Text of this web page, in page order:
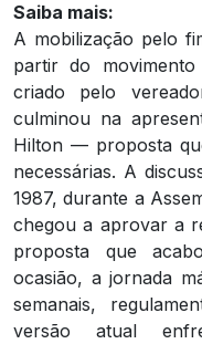
Saiba mais:
A mobilização pelo
partir do
criado pelo
culminou na
Hilton — proposta
necessárias. A
1987, durante a
chegou a aprovar a
proposta que
ocasião, a jornada
semanais,
versão atual